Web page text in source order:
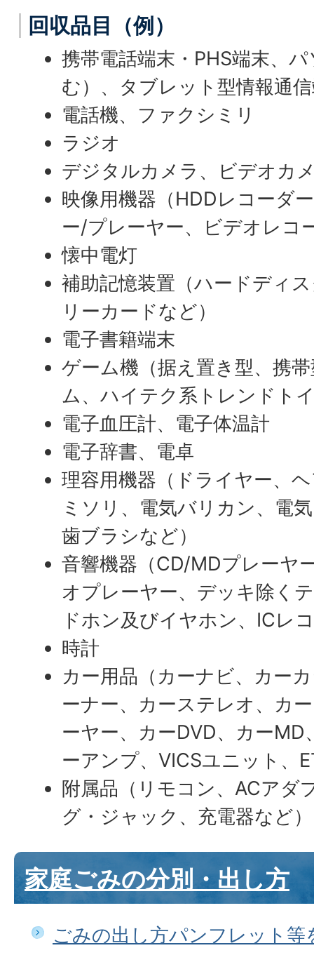
回収品目（例）
携帯電話端末・PHS端末、
む）、タブレット型情報通
電話機、ファクシミリ
ラジオ
デジタルカメラ、ビデオカ
映像用機器（HDDレコーダ
ー/プレーヤー、ビデオレコ
懐中電灯
補助記憶装置（ハードディ
リーカードなど）
電子書籍端末
ゲーム機（据え置き型、携
ム、ハイテク系トレンドト
電子血圧計、電子体温計
電子辞書、電卓
理容用機器（ドライヤー、
ミソリ、電気バリカン、電
歯ブラシなど）
音響機器（CD/MDプレーヤ
オプレーヤー、デッキ除く
ドホン及びイヤホン、ICレ
時計
カー用品（カーナビ、カー
ーナー、カーステレオ、カ
ーヤー、カーDVD、カー
ーアンプ、VICSユニット、
附属品（リモコン、ACアダ
グ・ジャック、充電器など）
家庭ごみの分別・出し方
ごみの出し方パンフレット